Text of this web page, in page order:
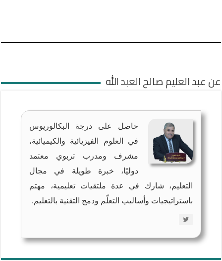
عن عبد العليم صالح العبد الله
حاصل على درجة البكالوريوس
في العلوم الفيزيائية والكيميائية،
مشرف ومدرب تربوي معتمد
دوليًا، خبرة طويلة في مجال
التعليم، شارك في عدة ملتقيات تعليمية، مهتم
باستراتيجيات وأساليب التعلّم ودمج التقنية بالتعليم.